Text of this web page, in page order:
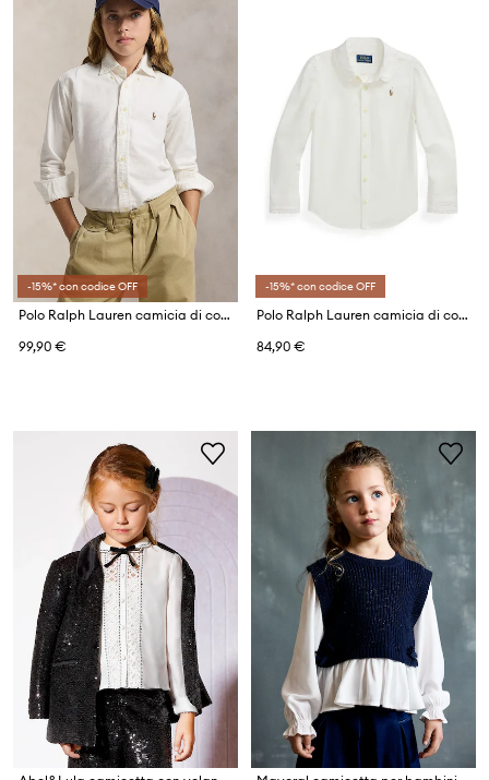
-15%* con codice OFF
Polo Ralph Lauren camicia di cotone per bambini
99,90 €
-15%* con codice OFF
Polo Ralph Lauren camicia di cotone per bambini
84,90 €